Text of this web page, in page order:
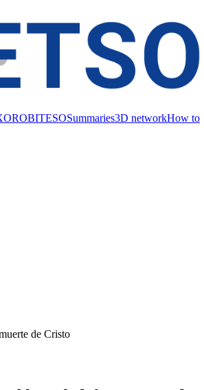
BITESOSummaries3D networkHow to
de Cristo